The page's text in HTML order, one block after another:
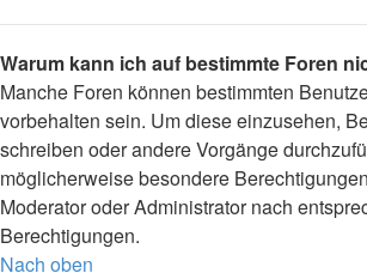
Warum kann ich auf bestimmte Foren
Manche Foren können bestimmten
vorbehalten sein. Um diese einzusehen,
schreiben oder andere Vorgänge
möglicherweise besondere
Moderator oder Administrator nach
Berechtigungen.
Nach oben